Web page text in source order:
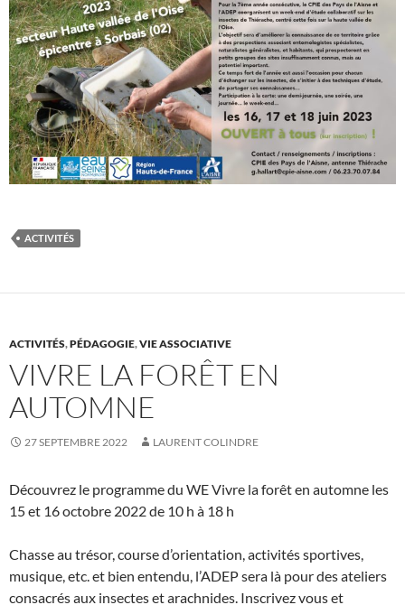
ACTIVITÉS
ACTIVITÉS,PÉDAGOGIE,VIE ASSOCIATIVE
VIVRE LA FORÊT EN
AUTOMNE
27 SEPTEMBRE 2022 LAURENT COLINDRE
Découvrez le programme du WE Vivre la forêt en automne les
15 et 16 octobre 2022 de 10 h à 18 h
Chasse au trésor, course d’orientation, activités sportives,
musique, etc. et bien entendu, l’ADEP sera là pour des ateliers
consacrés aux insectes et arachnides. Inscrivez vous et